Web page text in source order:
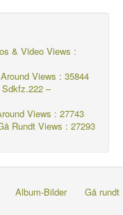
& Video Views :
Views : 35844
Sdkfz.222 –
Views : 27743
Rundt Views : 27293
Album-Bilder Gå rundt